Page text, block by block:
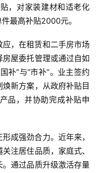
，对家装建材和适老化
最高补贴2000元。
，在租赁和二手房市场
屋委托管理或通过自如
补”与”市补”。业主签约
新方案，从政府补贴目
品，并协助完成补贴申
成强劲合力。近年来，
注居住品质，家庭式、
通过品质升级激活存量